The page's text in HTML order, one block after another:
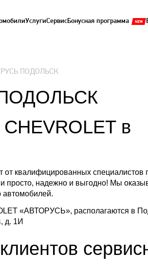
УслугиСервисБонусная программа
ПОДОЛЬСК
ПОДОЛЬСК
в
квалифицированных специалистов
просто, надежно и выгодно! Мы
автомобилей.
«АВТОРУСЬ», располагаются в
д. 1И